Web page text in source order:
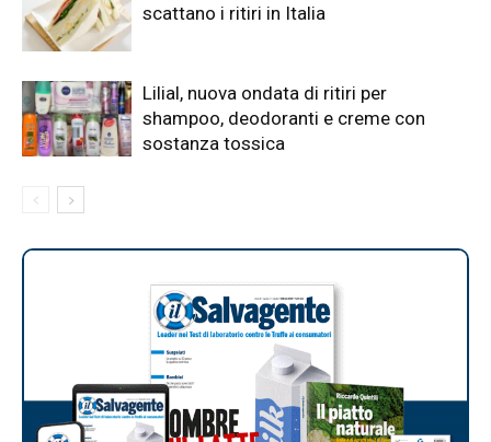
scattano i ritiri in Italia
Lilial, nuova ondata di ritiri per
shampoo, deodoranti e creme con
sostanza tossica